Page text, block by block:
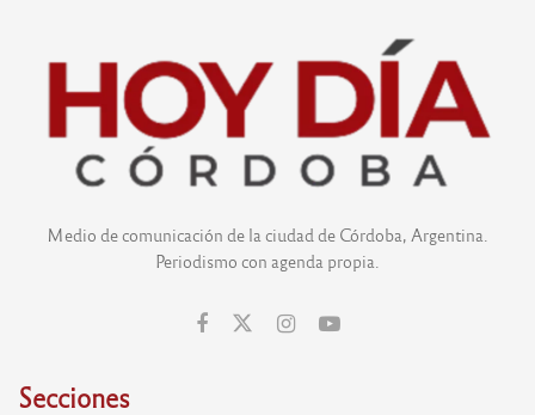
Medio de comunicación de la ciudad de Córdoba, Argentina.
Periodismo con agenda propia.
Secciones